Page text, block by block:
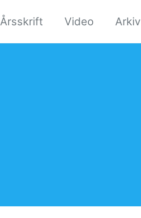
Årsskrift Video Arkiv